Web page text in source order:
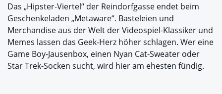
Das „Hipster-Viertel“ der Reindorfgasse endet beim
Geschenkeladen „Metaware“. Basteleien und
Merchandise aus der Welt der Videospiel-Klassiker und
Memes lassen das Geek-Herz höher schlagen. Wer eine
Game Boy-Jausenbox, einen Nyan Cat-Sweater oder
Star Trek-Socken sucht, wird hier am ehesten fündig.